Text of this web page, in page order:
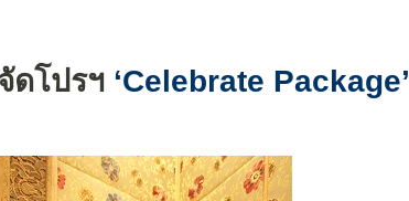
ดโปรฯ ‘Celebrate Package’